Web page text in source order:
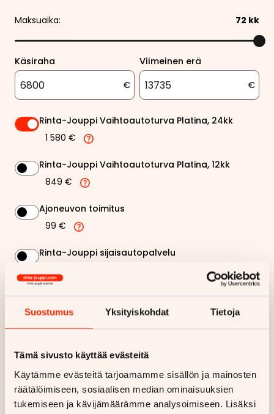
Suostumus Yksityiskohdat Tietoja
Tämä sivusto käyttää evästeitä
Käytämme evästeitä tarjoamamme sisällön ja mainosten
räätälöimiseen, sosiaalisen median ominaisuuksien
tukemiseen ja kävijämäärämme analysoimiseen. Lisäksi
Maksuaika: 72 kk
Käsiraha
€
Viimeinen erä
€
Rinta-Jouppi Vaihtoautoturva Platina, 24kk
1 580 €
Rinta-Jouppi Vaihtoautoturva Platina, 12kk
849 €
Ajoneuvon toimitus
99 €
Rinta-Jouppi sijaisautopalvelu
Kuukausierä 372,70 €
Haluan myös tarjouksen vakuutuksesta
Hae rahoitustarjous